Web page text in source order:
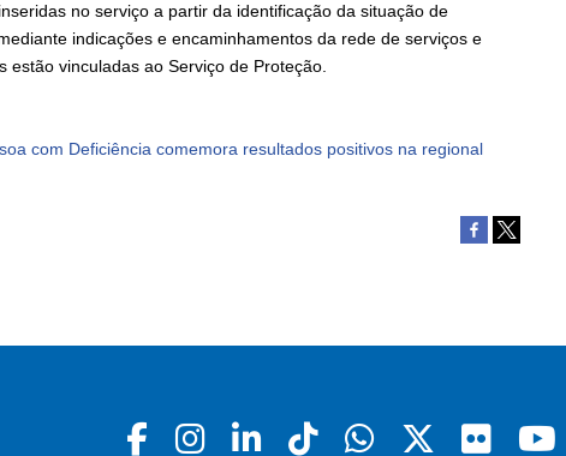
no serviço a partir da identificação da situação de
indicações e encaminhamentos da rede de serviços e
estão vinculadas ao Serviço de Proteção.
Facebook
Instagram
LinkedinTiktokWhatsapp
X Flickr